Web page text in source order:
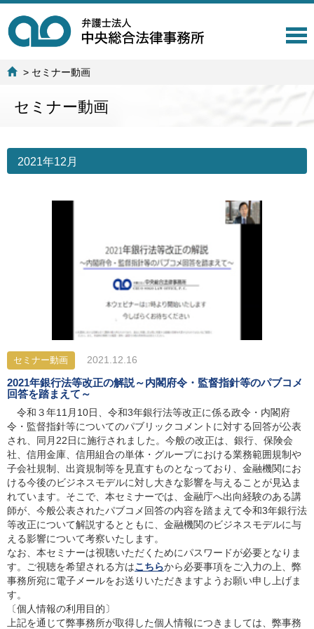
T
v
g
> セミナー動画
セミナー動画
2021年12月
セミナー動画 2021.12.16
2021年銀行法等改正の解説～内閣府令・監督指針等のパブコメ
回答を踏まえて～
令和３年11月10日、令和3年銀行法等改正に係る政令・内閣府
令・監督指針等についてのパブリックコメントに対する回答が公表
され、同月22日に施行されました。今般の改正は、銀行、保険会
社、信用金庫、信用組合の単体・グループにおける業務範囲規制や
子会社規制、出資規制等を見直すものとなっており、金融機関にお
ける今後のビジネスモデルに対し大きな影響を与えることが見込ま
れています。そこで、本セミナーでは、金融庁へ出向経験のある講
師が、今般公表されたパブコメ回答の内容を踏まえて令和3年銀行法
等改正について解説するとともに、金融機関のビジネスモデルに与
える影響について考察いたします。
なお、本セミナーは視聴いただくためにパスワードが必要となりま
す。ご視聴を希望される方はこちらから必要事項をご入力の上、弊
事務所宛に電子メールをお送りいただきますようお願い申し上げま
す。
〔個人情報の利用目的〕
上記を通じて弊事務所が取得した個人情報につきましては、弊事務